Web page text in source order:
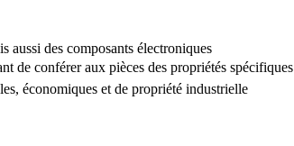
aussi des composants électroniques
de conférer aux pièces des propriétés
économiques et de propriété industrielle